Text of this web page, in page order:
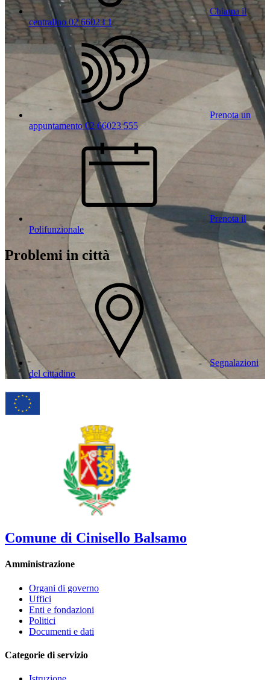
Chiama il
centralino 02 66023 1
Prenota un
appuntamento 02 66023 555
Prenota il
Polifunzionale
Problemi in città
Segnalazioni
del cittadino
Comune di Cinisello Balsamo
Amministrazione
Organi di governo
Uffici
Enti e fondazioni
Politici
Documenti e dati
Categorie di servizio